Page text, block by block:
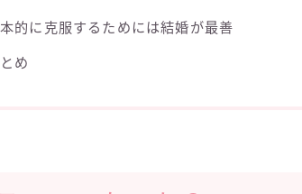
的に克服するためには結婚が最善
め